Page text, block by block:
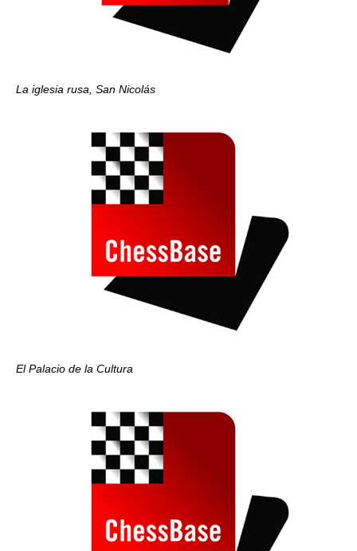
La iglesia rusa, San Nicolás
El Palacio de la Cultura